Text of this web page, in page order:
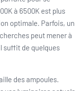
à 6500K est plus
optimale. Parfois, un
peut mener à
suffit de quelques
des ampoules.